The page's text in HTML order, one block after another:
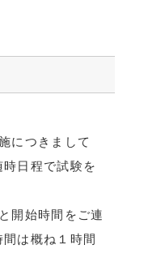
につきまして
日程で試験を
開始時間をご連
は概ね１時間